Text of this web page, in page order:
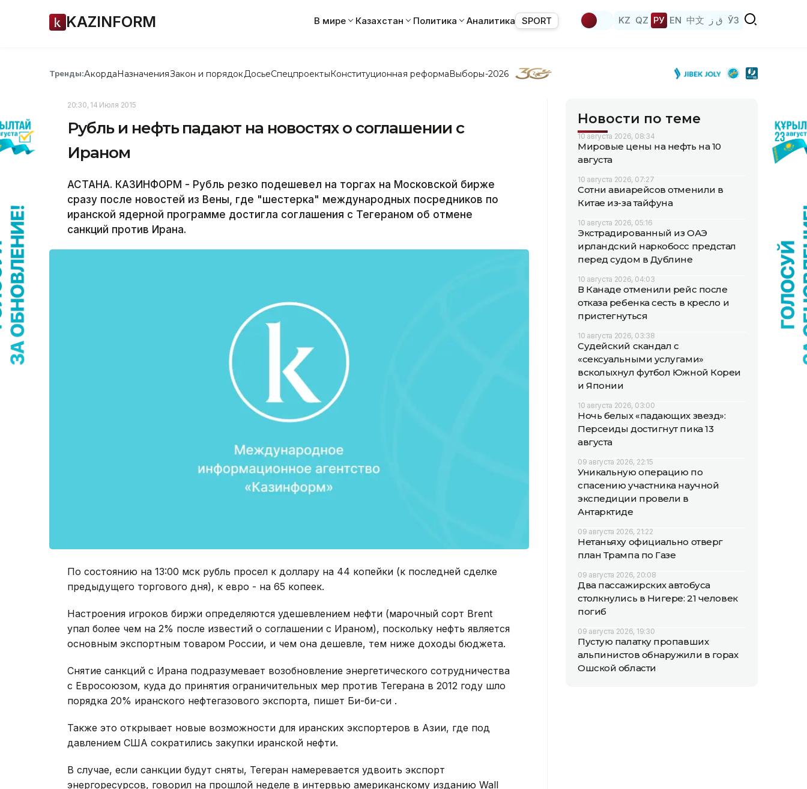
KAZINFORM В мире Казахстан Политика Аналитика SPORT KZ QZ РУ EN 中文 ق ز ЎЗ
Тренды:АкордаНазначенияЗакон и порядок ДосьеСпецпроектыКонституционная реформаВыборы-2026
20:30, 14 Июля 2015
Рубль и нефть падают на новостях о соглашении с
Ираном
АСТАНА. КАЗИНФОРМ - Рубль резко подешевел на торгах на Московской бирже
сразу после новостей из Вены, где "шестерка" международных посредников по
иранской ядерной программе достигла соглашения с Тегераном об отмене
санкций против Ирана.
По состоянию на 13:00 мск рубль просел к доллару на 44 копейки (к последней сделке
предыдущего торгового дня), к евро - на 65 копеек.
Настроения игроков биржи определяются удешевлением нефти (марочный сорт Brent
упал более чем на 2% после известий о соглашении с Ираном), поскольку нефть является
основным экспортным товаром России, и чем она дешевле, тем ниже доходы бюджета.
Снятие санкций с Ирана подразумевает возобновление энергетического сотрудничества
с Евросоюзом, куда до принятия ограничительных мер против Тегерана в 2012 году шло
порядка 20% иранского нефтегазового экспорта, пишет Би-би-си .
Также это открывает новые возможности для иранских экспортеров в Азии, где под
давлением США сократились закупки иранской нефти.
В случае, если санкции будут сняты, Тегеран намеревается удвоить экспорт
энергоресурсов, говорил на прошлой неделе в интервью американскому изданию Wall
Новости по теме
10 августа 2026, 08:34
Мировые цены на нефть на 10
августа
10 августа 2026, 07:27
Сотни авиарейсов отменили в
Китае из-за тайфуна
10 августа 2026, 05:16
Экстрадированный из ОАЭ
ирландский наркобосс предстал
перед судом в Дублине
10 августа 2026, 04:03
В Канаде отменили рейс после
отказа ребенка сесть в кресло и
пристегнуться
10 августа 2026, 03:38
Судейский скандал с
«сексуальными услугами»
всколыхнул футбол Южной Кореи
и Японии
10 августа 2026, 03:00
Ночь белых «падающих звезд»:
Персеиды достигнут пика 13
августа
09 августа 2026, 22:15
Уникальную операцию по
спасению участника научной
экспедиции провели в
Антарктиде
09 августа 2026, 21:22
Нетаньяху официально отверг
план Трампа по Газе
09 августа 2026, 20:08
Два пассажирских автобуса
столкнулись в Нигере: 21 человек
погиб
09 августа 2026, 19:30
Пустую палатку пропавших
альпинистов обнаружили в горах
Ошской области